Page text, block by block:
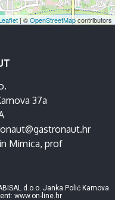
| ©OpenStreetMapcontributors
37a
Mimica, prof
d.o.o. Janka Polić Kamova
www.on-line.hr